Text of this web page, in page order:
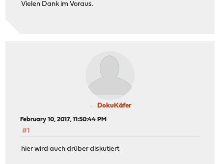
Vielen Dank im Voraus.
DokuKäfer
February 10, 2017, 11:50:44 PM
#1
hier wird auch drüber diskutiert